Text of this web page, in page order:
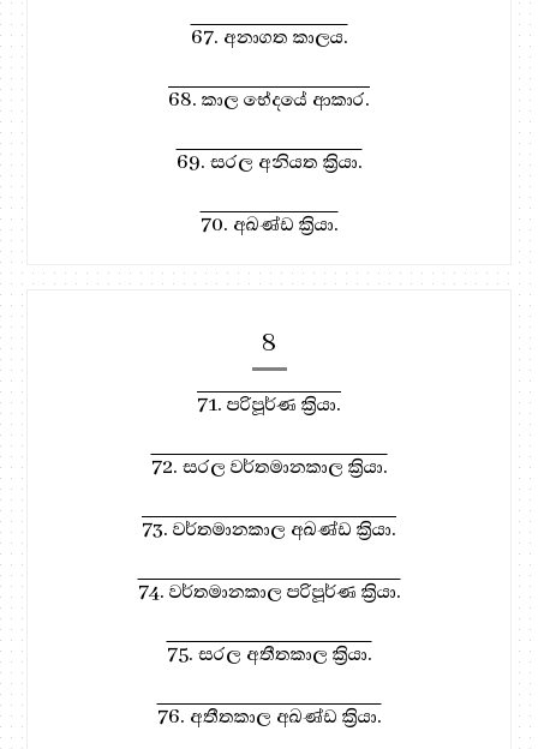
67. අනාගත කාලය.
68. කාල භේදයේ ආකාර.
69. සරල අනියත ක්‍රියා.
70. අඛණ්ඩ ක්‍රියා.
8
71. පරිපූර්ණ ක්‍රියා.
72. සරල වර්තමානකාල ක්‍රියා.
73. වර්තමානකාල අඛණ්ඩ ක්‍රියා.
74. වර්තමානකාල පරිපූර්ණ ක්‍රියා.
75. සරල අතීතකාල ක්‍රියා.
76. අතීතකාල අඛණ්ඩ ක්‍රියා.